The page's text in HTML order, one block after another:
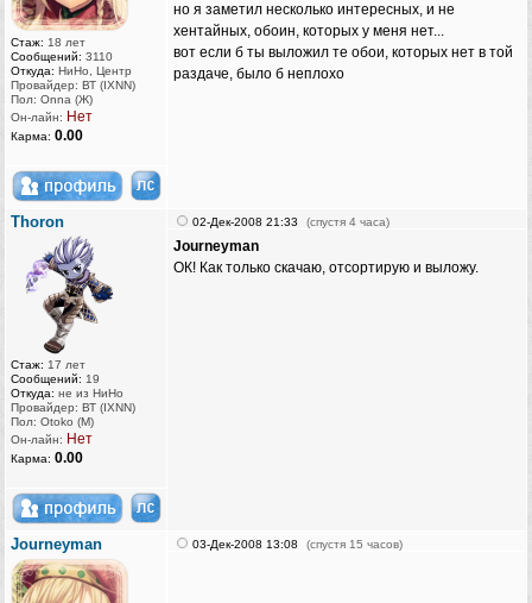
Стаж: 18 лет
Сообщений: 3110
Откуда: НиНо, Центр
Провайдер: ВТ (IXNN)
Пол: Onna (Ж)
Он-лайн: Нет
Карма: 0.00
но я заметил несколько интересных, и не
хентайных, обоин, которых у меня нет...
вот если б ты выложил те обои, которых нет в той
раздаче, было б неплохо
Thoron
Стаж: 17 лет
Сообщений: 19
Откуда: не из НиНо
Провайдер: ВТ (IXNN)
Пол: Otoko (M)
Он-лайн: Нет
Карма: 0.00
02-Дек-2008 21:33 (спустя 4 часа)
Journeyman
ОК! Как только скачаю, отсортирую и выложу.
Journeyman 03-Дек-2008 13:08 (спустя 15 часов)